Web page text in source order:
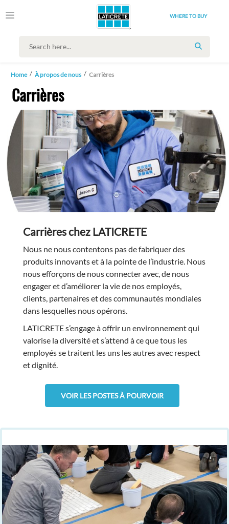
WHERE TO BUY
SEARCH
Home À propos de nous Carrières
Carrières
Carrières chez LATICRETE
Nous ne nous contentons pas de fabriquer des
produits innovants et à la pointe de l’industrie. Nous
nous efforçons de nous connecter avec, de nous
engager et d’améliorer la vie de nos employés,
clients, partenaires et des communautés mondiales
dans lesquelles nous opérons.
LATICRETE s’engage à offrir un environnement qui
valorise la diversité et s’attend à ce que tous les
employés se traitent les uns les autres avec respect
et dignité.
VOIR LES POSTES À POURVOIR